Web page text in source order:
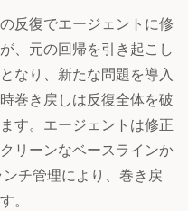
反復でエージェントに修
、元の回帰を引き起こし
なり、新たな問題を導入
巻き戻しは反復全体を破
す。エージェントは修正
リーンなベースラインか
チ管理により、巻き戻
。